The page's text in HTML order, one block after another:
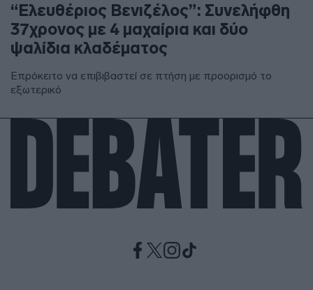
“Ελευθέριος Βενιζέλος”: Συνελήφθη
37χρονος με 4 μαχαίρια και δύο
ψαλίδια κλαδέματος
Επρόκειτο να επιβιβαστεί σε πτήση με προορισμό το
εξωτερικό